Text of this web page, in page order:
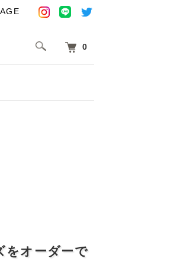
0
をオーダーで